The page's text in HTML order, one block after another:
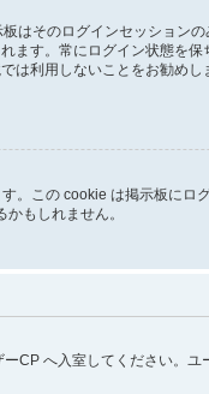
はそのログインセッション
す。常にログイン状態を
利用しないことをお勧め
。この cookie は掲示板に
もしれません。
CP へ入室してください。